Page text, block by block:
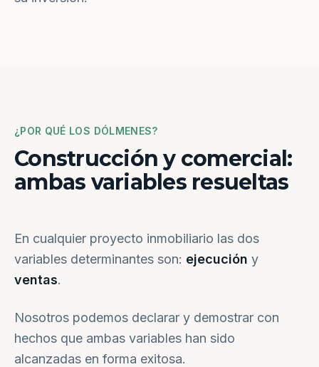
¿POR QUÉ LOS DÓLMENES?
Construcción y comercial:
ambas variables resueltas
En cualquier proyecto inmobiliario las dos
variables determinantes son: ejecución y
ventas.
Nosotros podemos declarar y demostrar con
hechos que ambas variables han sido
alcanzadas en forma exitosa.